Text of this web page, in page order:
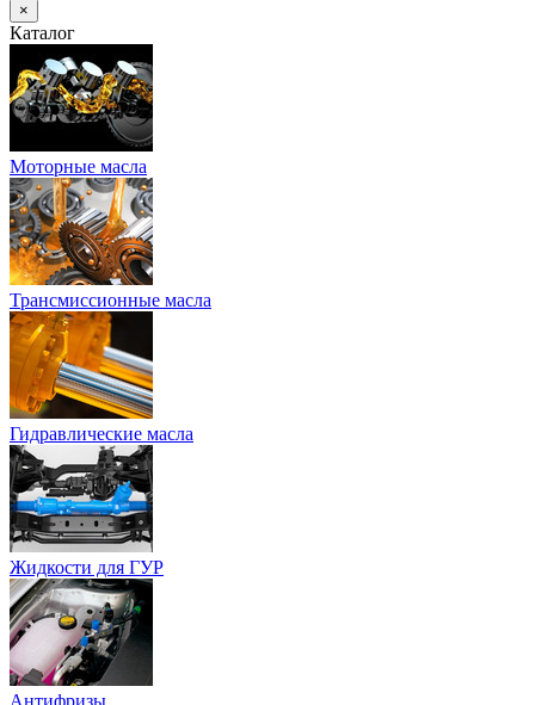
×
Каталог
Моторные масла
Трансмиссионные масла
Гидравлические масла
Жидкости для ГУР
Антифризы